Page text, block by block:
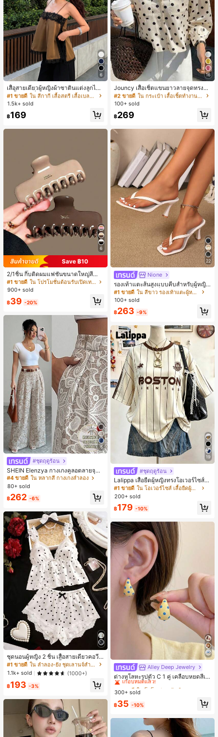
6
เสื้อสายเดี่ยวผู้หญิงผ้าซาตินแต่งลูกไม้
- เสื้อสายเดี่ยวฤดูร้อนสีคากีมีรอยผ่าด้า
นข้างที่น่าดึงดูดแบบสบายๆ
#1 ขายดี
ใน สีกากี เสื้อสตรี เสื้อเบลาส์ & Tee
230+ พูดว่า "คุณภาพเนื้อผ้าดี"
ลูกค้ากลับมาซื้อซ้ำ!
#1 ขายดี
ใน สีกากี เสื้อสตรี เสื้อเบลาส์ & Tee
230+ พูดว่า "คุณภาพเนื้อผ้าดี"
ลูกค้ากลับมาซื้อซ้ำ!
#1 ขายดี
ใน สีกากี เสื้อสตรี เสื้อเบลาส์ & Tee
230+ พูดว่า "คุณภาพเนื้อผ้าดี"
ลูกค้ากลับมาซื้อซ้ำ!
#1 ขายดี
ใน สีกากี เสื้อสตรี เสื้อเบลาส์ & Tee
ลูกค้ากลับมาซื้อซ้ำ!
1.5k+ sold
฿169
6
Save ฿10
2/1ชิ้น กิ๊บติดผมแฟชั่นขนาดใหญ่สีน้ำ
ตาลชานมสำหรับผู้หญิง เหมาะสำหรับก
ารอาบน้ำ ล้างหน้า และจัดแต่งทรงผม
#1 ขายดี
ใน โปรโมชั่นต้อนรับเปิดเทอม เครื่องประดับผมผู้หญิง
900+ sold
฿39 -20%
5
#ชุดฤดูร้อน
SHEIN Elenzya กางเกงคูลอตลายจุดเ
อวสูงแบบใหม่สำหรับฤดูใบไม้ผลิ/ฤดูร้อ
น, สไตล์หรูหราเหมาะสำหรับใส่ในชีวิต
ประจำวันและทำงาน, ให้ความรู้สึกวินเ
ทจสำหรับฤดูรับปริญญา, เทศกาลดนตร
ี, การแข่งม้าดาร์บี้, วันประกาศอิสรภาพ
#4 ขายดี
ใน หลากสี กางเกงลำลอง
30+ พูดว่า "คุณภาพเนื้อผ้าดี"
#4 ขายดี ใน หลากสี กางเกงลำลอง
30+ พูดว่า "คุณภาพเนื้อผ้าดี"
#4 ขายดี ใน หลากสี กางเกงลำลอง
30+ พูดว่า "คุณภาพเนื้อผ้าดี"
#4 ขายดี
ใน หลากสี กางเกงลำลอง
80+ sold
฿262 -6%
ชุดนอนผู้หญิง 2 ชิ้น เสื้อสายเดี่ยวคอวีลู
กไม้ พร้อมกางเกงขาสั้นแต่งลูกไม้ แต่ง
โบว์ที่เอว ชุดลำลองผู้หญิงนุ่มสบายน่ารั
ก สไตล์เอสเธติก
#1 ขายดี
ใน ลำลอง-ยัง ชุดเลานจ์สำหรับผู้หญิง
1.1k+ sold
(1000+)
฿193 -3%
16
Jouncy เสื้อเชิ้ตแขนยาวลายจุดทรงหล
วมสำหรับผู้หญิง
#2 ขายดี
ใน กระเป๋า เสื้อเชิ้ตทำงานมีกระเป๋า
1k+ พูดว่า "สวย"
#2 ขายดี
ใน กระเป๋า เสื้อเชิ้ตทำงานมีกระเป๋า
1k+ พูดว่า "สวย"
#2 ขายดี
ใน กระเป๋า เสื้อเชิ้ตทำงานมีกระเป๋า
1k+ พูดว่า "สวย"
#2 ขายดี
ใน กระเป๋า เสื้อเชิ้ตทำงานมีกระเป๋า
100+ sold
฿269
22
Nione
รองเท้าแตะส้นสูงแบบคีบสำหรับผู้หญิง
สไตล์คลาสสิก สีบล็อก สไตล์แฟรี่ฤดูร้อ
น ส้นเข็ม รองเท้าแตะแบบคีบ รองเท้าแ
ตะชายหาดแฟชั่นสายไขว้ รองเท้าผู้ห
ญิง สำหรับออฟฟิศ บ้าน กลางแจ้ง ดีไซ
น์หัวเหลี่ยม ชิคและหรูหรา สำหรับเดทไ
นท์
#1 ขายดี
ใน สีขาว รองเท้าแตะผู้หญิง
100+ sold
฿263 -9%
19
#ชุดฤดูร้อน
Lalippa เสื้อยืดผู้หญิงทรงโอเวอร์ไซส์ค
วามยาวกลาง คอกลม ไหล่ตก ลายพิมพ์
ตัวอักษรและลายทางแนวตั้ง สไตล์แฟชั่
นมินิมอล ของขวัญให้เพื่อน
#1 ขายดี
50+ พูดว่า "ไม่มีกลิ่น"
#1 ขายดี
ใน โอเวอร์ไซส์ เสื้อยืดผู้หญิง
50+ พูดว่า "ไม่มีกลิ่น"
#1 ขายดี
ใน โอเวอร์ไซส์ เสื้อยืดผู้หญิง
50+ พูดว่า "ไม่มีกลิ่น"
#1 ขายดี
200+ sold
฿179 -10%
Alley Deep Jewelry
ต่างหูโลหะรูปตัว C 1 คู่ เคลือบหยดสีเห
ลือง ลายจุดสีน้ำเงิน สไตล์ยุโรปและอเม
ริกัน แฟชั่นส่วนตัว หวานและสง่างาม
ดินทาง งานแต่งงาน ปาร์ตี้ วันเกิด ของ
#1 ขายดี ใน โบโฮ ต่างหูผู้หญิง
เกือบหมดแล้ว!
ลูกค้ากลับมาซื้อซ้ำ!
#1 ขายดี ใน โบโฮ ต่างหูผู้หญิง
เกือบหมดแล้ว!
ลูกค้ากลับมาซื้อซ้ำ!
#1 ขายดี ใน โบโฮ ต่างหูผู้หญิง
เกือบหมดแล้ว!
ลูกค้ากลับมาซื้อซ้ำ!
#1 ขายดี
ใน โบโฮ ต่างหูผู้หญิง
ลูกค้ากลับมาซื้อซ้ำ!
300+ sold
฿35 -10%